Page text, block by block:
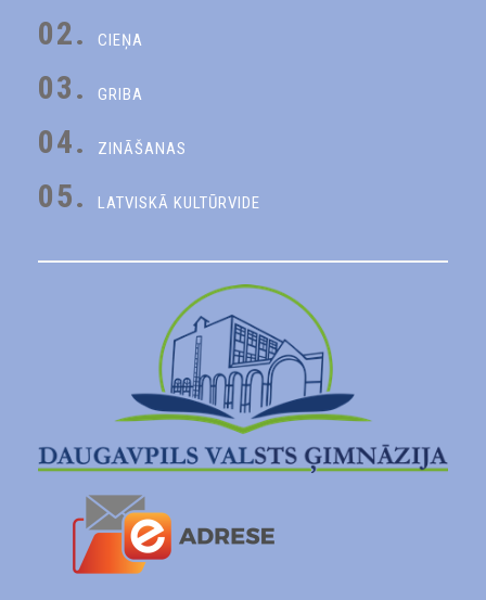
02. CIEŅA
03. GRIBA
04. ZINĀŠANAS
05. LATVISKĀ KULTŪRVIDE